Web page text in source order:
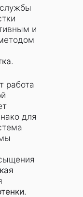
и
.
работа
для
.